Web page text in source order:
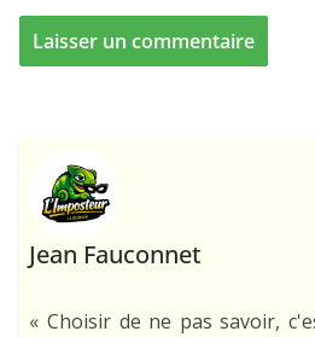
Jean Fauconnet
« Choisir de ne pas savoir,